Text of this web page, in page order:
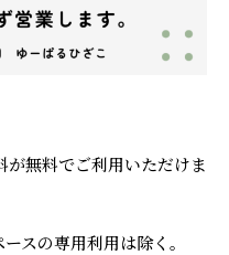
無料でご利用いただけま
スの専用利用は除く。